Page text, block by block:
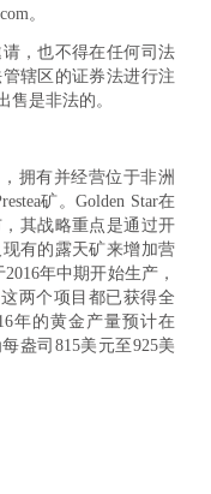
。
，也不得在任何司法
辖区的证券法进行注
售是非法的。
拥有并经营位于非洲
矿。Golden Star在
其战略重点是通过开
有的露天矿来增加营
年中期开始生产，
两个项目都已获得全
年的黄金产量预计在
盎司815美元至925美